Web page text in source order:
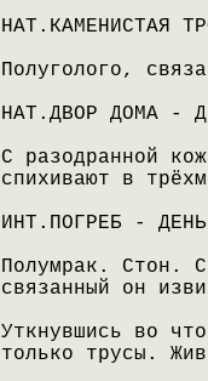
НАТ.КАМЕНИСТАЯ
Полуголого,
НАТ.ДВОР ДОМА -
С разодранной
спихивают в
ИНТ.ПОГРЕБ - ДЕНЬ
Полумрак. Стон.
связанный он
Уткнувшись во
только трусы.